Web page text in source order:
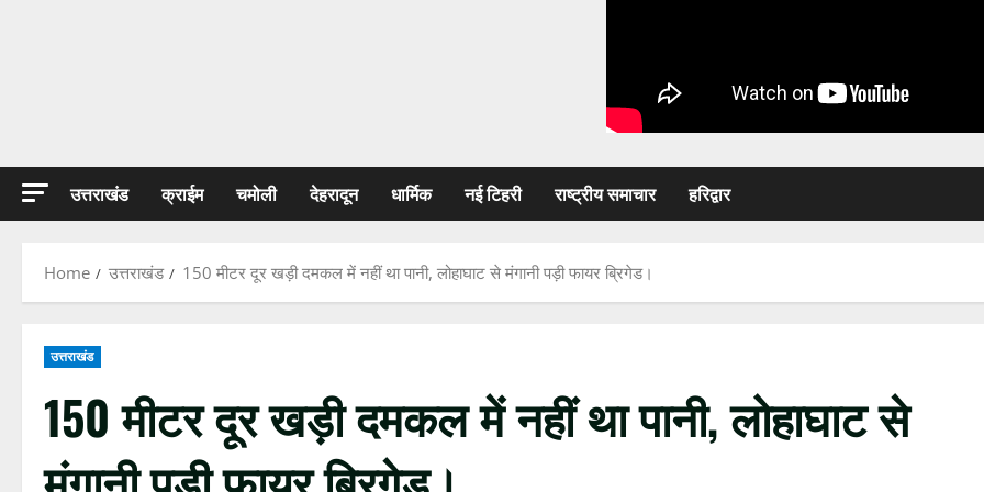
उत्तराखंड क्राईम चमोली देहरादून धार्मिक नई टिहरी राष्ट्रीय समाचार हरिद्वार
Home उत्तराखंड 150 मीटर दूर खड़ी दमकल में नहीं था पानी, लोहाघाट से मंगानी पड़ी फायर ब्रिगेड।
उत्तराखंड
150 मीटर दूर खड़ी दमकल में नहीं था पानी, लोहाघाट से